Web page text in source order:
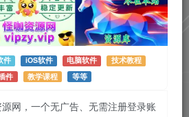
件 iOS软件 电脑软件
技术教程
件
教学课程 等等
网，一个无广告、无需注册登录账